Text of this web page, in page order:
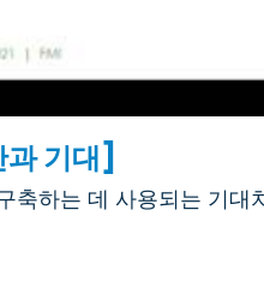
기대]
축하는 데 사용되는 기